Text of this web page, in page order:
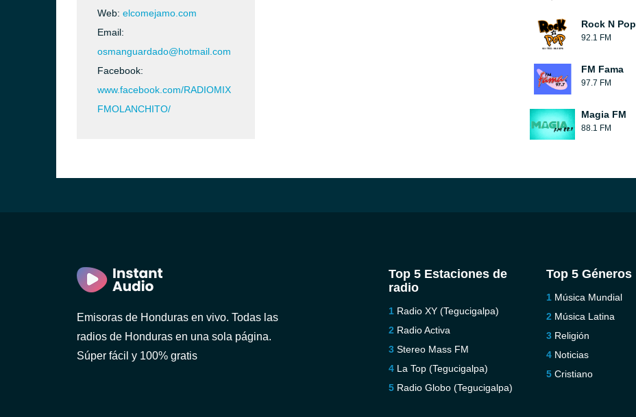
Web: elcomejamo.com
Email:
osmanguardado@hotmail.com
Facebook:
www.facebook.com/RADIOMIX
FMOLANCHITO/
Rock N Pop
92.1 FM
FM Fama
97.7 FM
Magia FM
88.1 FM
Emisoras de Honduras en vivo. Todas las
radios de Honduras en una sola página.
Súper fácil y 100% gratis
Top 5 Estaciones de
radio
Radio XY (Tegucigalpa)
Radio Activa
Stereo Mass FM
La Top (Tegucigalpa)
Radio Globo (Tegucigalpa)
Top 5 Géneros
Música Mundial
Música Latina
Religión
Noticias
Cristiano